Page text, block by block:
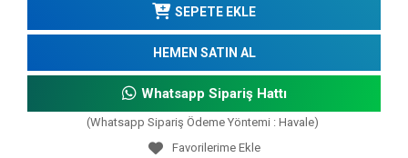
SEPETE EKLE
HEMEN SATIN AL
Whatsapp Sipariş Hattı
(Whatsapp Sipariş Ödeme Yöntemi : Havale)